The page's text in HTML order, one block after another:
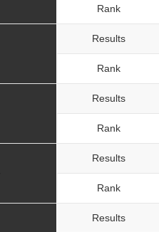
Rank
Results
Rank
Results
Rank
Results
Rank
Results